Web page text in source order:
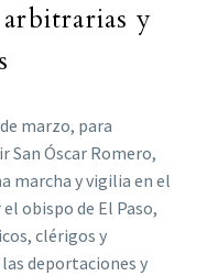
y
marzo, para
Óscar Romero,
marcha y vigilia en el
obispo de El Paso,
clérigos y
deportaciones y